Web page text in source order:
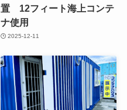
置 12フィート海上コンテ
ナ使用
2025-12-11